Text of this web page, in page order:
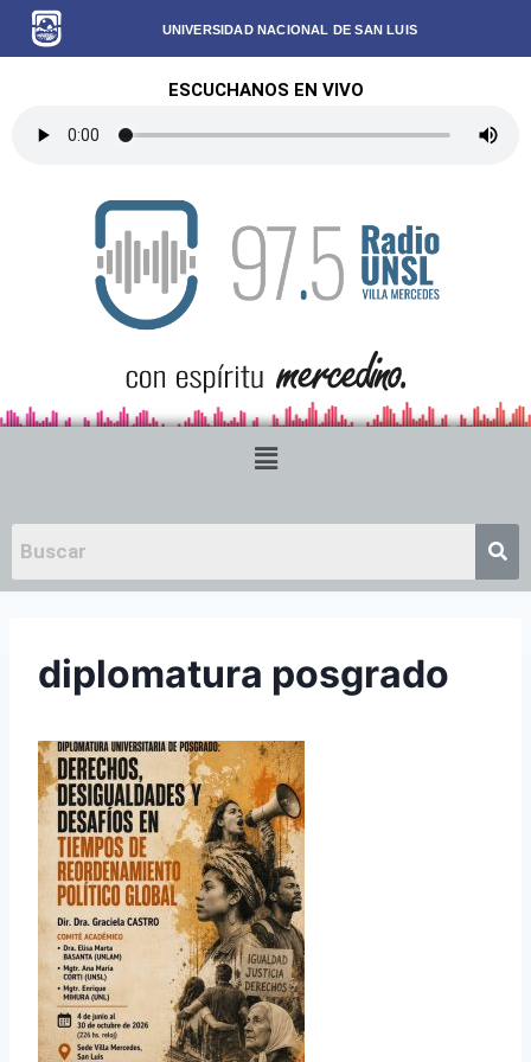
UNIVERSIDAD NACIONAL DE SAN LUIS
ESCUCHANOS EN VIVO
diplomatura posgrado